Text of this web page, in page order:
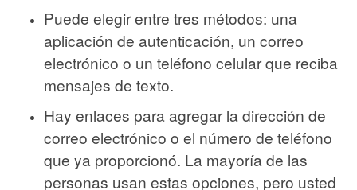
Puede elegir entre tres métodos: una
aplicación de autenticación, un correo
electrónico o un teléfono celular que reciba
mensajes de texto.
Hay enlaces para agregar la dirección de
correo electrónico o el número de teléfono
que ya proporcionó. La mayoría de las
personas usan estas opciones, pero usted